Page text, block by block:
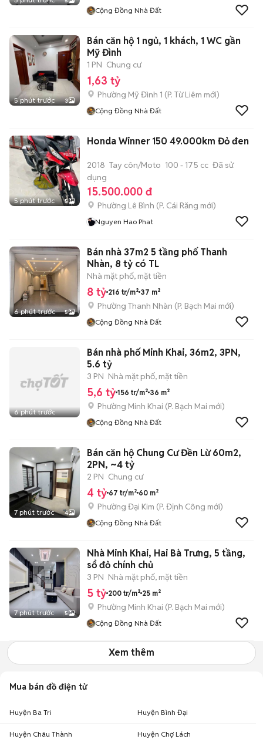
Cộng Đồng Nhà Đất
5 phút trước 3
Bán căn hộ 1 ngủ, 1 khách, 1 WC gần
Mỹ Đình
1 PN Chung cư
1,63 tỷ
Phường Mỹ Đình 1 (P. Từ Liêm mới)
Cộng Đồng Nhà Đất
5 phút trước 5
Honda Winner 150 49.000km Đỏ đen
2018 Tay côn/Moto 100 - 175 cc Đã sử
dụng
15.500.000 đ
Phường Lê Bình (P. Cái Răng mới)
Nguyen Hao Phat
6 phút trước 5
Bán nhà 37m2 5 tầng phố Thanh
Nhàn, 8 tỷ có TL
Nhà mặt phố, mặt tiền
8 tỷ 216 tr/m² 37 m²
Phường Thanh Nhàn (P. Bạch Mai mới)
Cộng Đồng Nhà Đất
6 phút trước
Bán nhà phố Minh Khai, 36m2, 3PN,
5.6 tỷ
3 PN Nhà mặt phố, mặt tiền
5,6 tỷ 156 tr/m² 36 m²
Phường Minh Khai (P. Bạch Mai mới)
Cộng Đồng Nhà Đất
7 phút trước 4
Bán căn hộ Chung Cư Đền Lừ 60m2,
2PN, ~4 tỷ
2 PN Chung cư
4 tỷ 67 tr/m² 60 m²
Phường Đại Kim (P. Định Công mới)
Cộng Đồng Nhà Đất
7 phút trước 5
Nhà Minh Khai, Hai Bà Trưng, 5 tầng,
sổ đỏ chính chủ
3 PN Nhà mặt phố, mặt tiền
5 tỷ 200 tr/m² 25 m²
Phường Minh Khai (P. Bạch Mai mới)
Cộng Đồng Nhà Đất
Xem thêm
Mua bán đồ điện tử
Huyện Ba Tri Huyện Bình Đại
Huyện Châu Thành Huyện Chợ Lách